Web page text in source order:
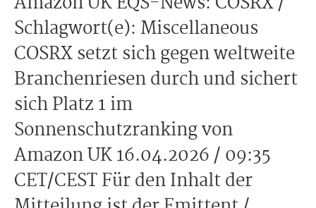
Schlagwort(e): Miscellaneous
COSRX setzt sich gegen weltweite
Branchenriesen durch und sichert
sich Platz 1 im
Sonnenschutzranking von
Amazon UK 16.04.2026 / 09:35
CET/CEST Für den Inhalt der